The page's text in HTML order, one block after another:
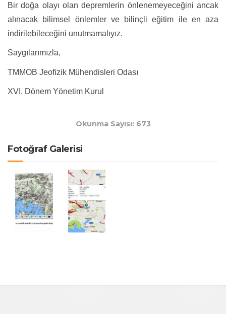
Bir doğa olayı olan depremlerin önlenemeyeceğini ancak
alınacak bilimsel önlemler ve bilinçli eğitim ile en aza
indirilebileceğini unutmamalıyız.
Saygılarımızla,
TMMOB Jeofizik Mühendisleri Odası
XVI. Dönem Yönetim Kurul
Okunma Sayısı: 673
Fotoğraf Galerisi